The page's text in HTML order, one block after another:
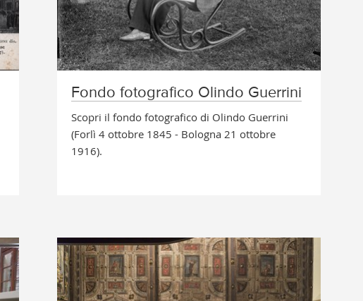
Fondo fotografico Olindo Guerrini
Scopri il fondo fotografico di Olindo Guerrini
(Forlì 4 ottobre 1845 - Bologna 21 ottobre
1916).